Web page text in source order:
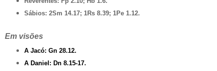
Sábios: 2Sm 14.17; 1Rs 8.39; 1Pe 1.12.
Em visões
A Jacó: Gn 28.12.
A Daniel: Dn 8.15-17.